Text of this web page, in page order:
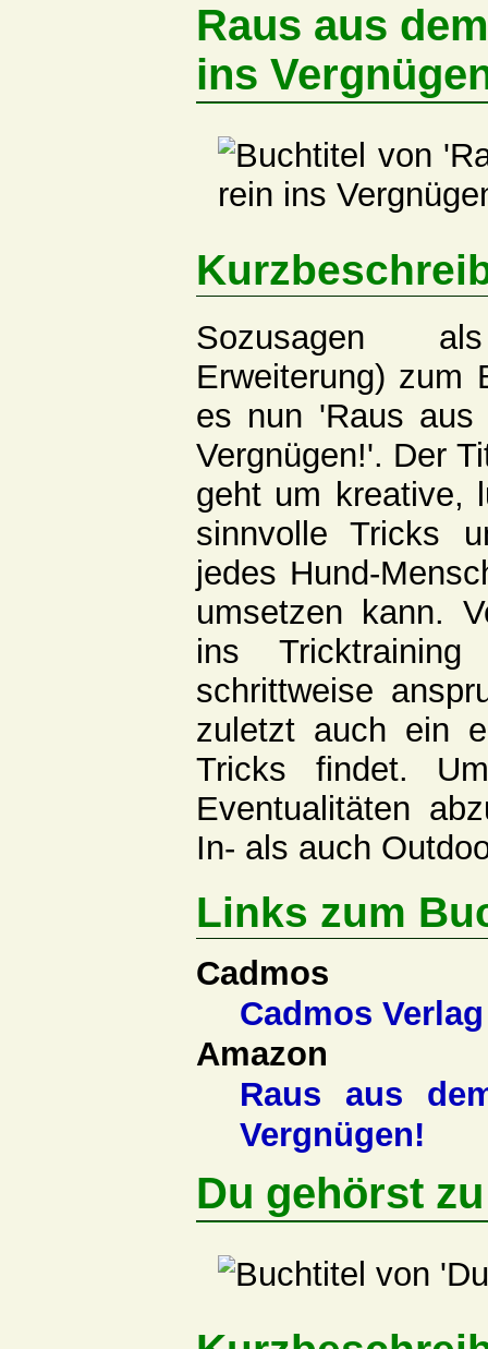
Raus aus
ins
Sozusagen
Erweiterung) zum
es nun 'Raus
Vergnügen!'. Der
geht um kreative,
sinnvolle Tricks
jedes Hund-
umsetzen kann.
ins
schrittweise
zuletzt auch ein
Tricks findet.
Eventualitäten
In- als auch
Links zum
Cadmos
Cadmos Verlag
Amazon
Raus aus
Vergnügen!
Du gehörst